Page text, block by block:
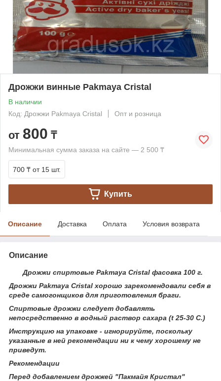
Дрожжи винные Pakmaya Cristal
В наличии
Код: Дрожжи Pakmaya Cristal
Опт и розница
от 800 ₸
Минимальная сумма заказа на сайте — 2 500 ₸
700 ₸ от 15 шт.
Купить
Описание Доставка Оплата Условия возврата
Описание
Дрожжи спиртовые Pakmaya Cristal фасовка 100 г.
Дрожжи Pakmaya Cristal хорошо зарекомендовали себя в
среде самогонщиков для приготовления браги.
Спиртовые дрожжи следует добавлять
непосредственно в водный раствор сахара (t 25-30 C.)
Инструкцию на упаковке - игнорируйте, поскольку
указанные в ней рекомендации ни к чему хорошему не
приведут.
Рекомендации
Перед добавлением дрожжей "Пакмайя Кристал"